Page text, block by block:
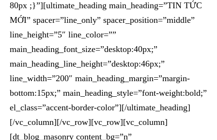
80px ;}”][ultimate_heading main_heading=”TIN TỨC
MỚI” spacer=”line_only” spacer_position=”middle”
line_height=”5″ line_color=””
main_heading_font_size=”desktop:40px;”
main_heading_line_height=”desktop:46px;”
line_width=”200″ main_heading_margin=”margin-
bottom:15px;” main_heading_style=”font-weight:bold;”
el_class=”accent-border-color”][/ultimate_heading]
[/vc_column][/vc_row][vc_row][vc_column]
[dt_blog_masonry content_bg=”n”